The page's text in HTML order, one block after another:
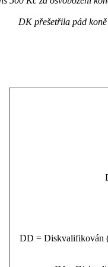
DK přešetřila pád
DD = Diskvalifikován